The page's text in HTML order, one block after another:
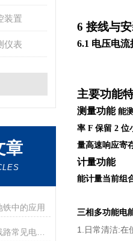
装置
仪表
章
中的应用
浅谈限流式保护器在低压线路常见电气火灾预防中的应用
6 接线与
6.1 电压电流
主要功能
测量功能 能
率 F 保留 2 位
量高速响应寄
计量功能
能计量当前组
三相多功能电
1.日常清洁:在